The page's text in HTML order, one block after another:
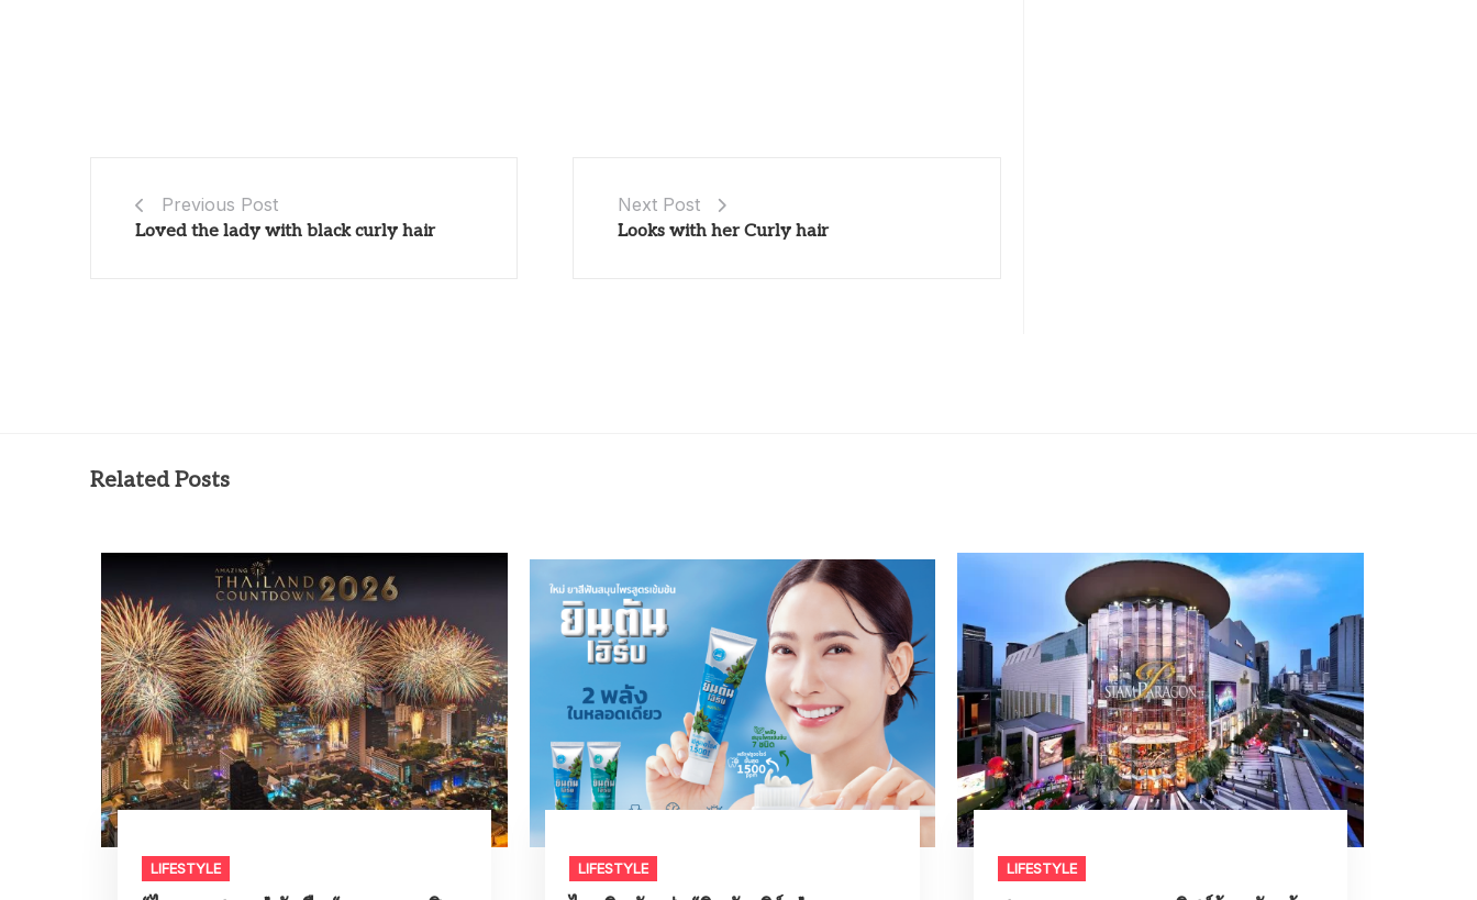
Previous Post
Loved the lady with black curly hair
Next Post
Looks with her Curly hair
Related Posts
LIFESTYLE​ LIFESTYLE​ LIFESTYLE​